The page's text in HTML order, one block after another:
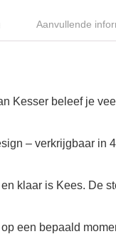
Aanvullende
Kesser beleef je
– verkrijgbaar in
klaar is Kees. De
een bepaald